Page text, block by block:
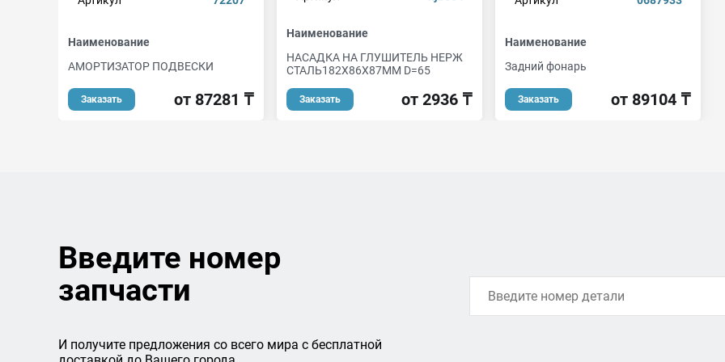
Наименование
АМОРТИЗАТОР ПОДВЕСКИ
Заказать от 87281 ₸
Наименование
НАСАДКА НА ГЛУШИТЕЛЬ НЕРЖ
СТАЛЬ182X86X87ММ D=65
Заказать от 2936 ₸
Наименование
Задний фонарь
Заказать от 89104 ₸
Введите номер
запчасти
И получите предложения со всего мира с бесплатной